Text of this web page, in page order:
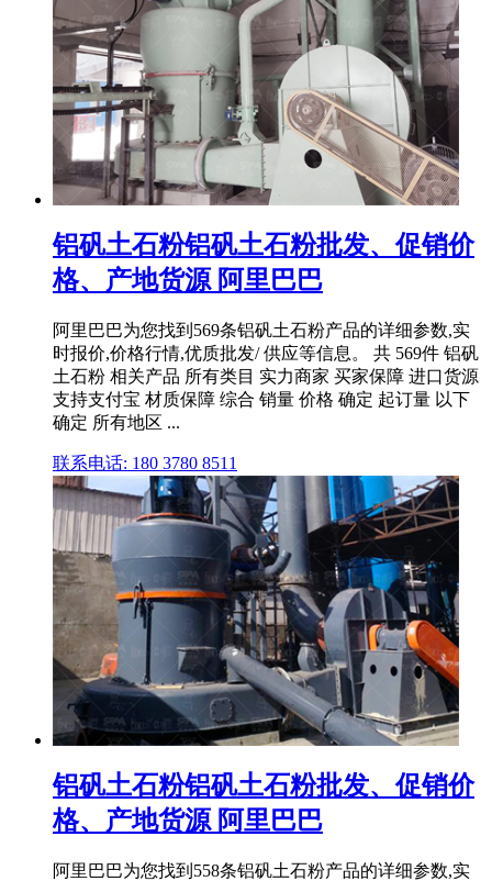
铝矾土石粉铝矾土石粉批发、促销价
格、产地货源 阿里巴巴
阿里巴巴为您找到569条铝矾土石粉产品的详细参数,实
时报价,价格行情,优质批发/ 供应等信息。 共 569件 铝矾
土石粉 相关产品 所有类目 实力商家 买家保障 进口货源
支持支付宝 材质保障 综合 销量 价格 确定 起订量 以下
确定 所有地区 ...
联系电话: 180 3780 8511
铝矾土石粉铝矾土石粉批发、促销价
格、产地货源 阿里巴巴
阿里巴巴为您找到558条铝矾土石粉产品的详细参数,实